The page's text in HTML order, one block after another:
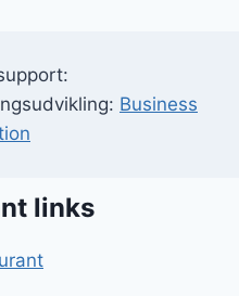
Business
links